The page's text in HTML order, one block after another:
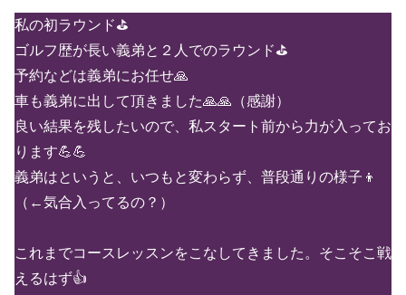
私の初ラウンド⛳
ゴルフ歴が長い義弟と２人でのラウンド⛳
予約などは義弟にお任せ🙏
車も義弟に出して頂きました🙏🙏（感謝）
良い結果を残したいので、私スタート前から力が入ってお
ります💪💪
義弟はというと、いつもと変わらず、普段通りの様子👦
（←気合入ってるの？）
これまでコースレッスンをこなしてきました。そこそこ戦
えるはず👍